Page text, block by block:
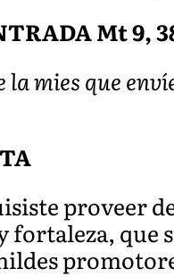
Mt 9,
la mies que
proveer
fortaleza, que